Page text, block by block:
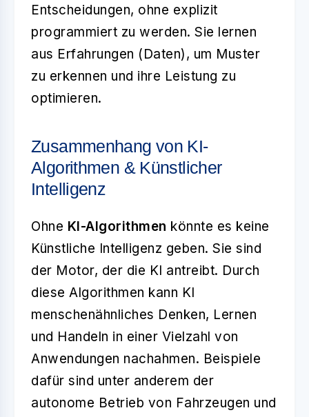
Entscheidungen, ohne explizit
programmiert zu werden. Sie lernen
aus Erfahrungen (Daten), um Muster
zu erkennen und ihre Leistung zu
optimieren.
Zusammenhang von KI-
Algorithmen & Künstlicher
Intelligenz
Ohne KI-Algorithmen könnte es keine
Künstliche Intelligenz geben. Sie sind
der Motor, der die KI antreibt. Durch
diese Algorithmen kann KI
menschenähnliches Denken, Lernen
und Handeln in einer Vielzahl von
Anwendungen nachahmen. Beispiele
dafür sind unter anderem der
autonome Betrieb von Fahrzeugen und